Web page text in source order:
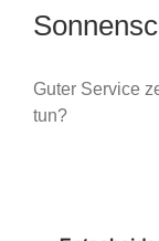
Guter Service
tun?